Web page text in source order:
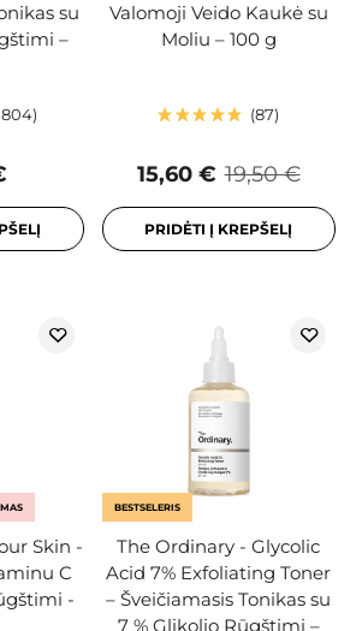
su
–
Valomoji Veido Kaukė su
Moliu – 100 g
87
19,50 €
15,60 €
PRIDĖTI Į KREPŠELĮ
Skin -
C
-
BESTSELERIS
The Ordinary - Glycolic
Acid 7% Exfoliating Toner
– Šveičiamasis Tonikas su
7 % Glikolio Rūgštimi –